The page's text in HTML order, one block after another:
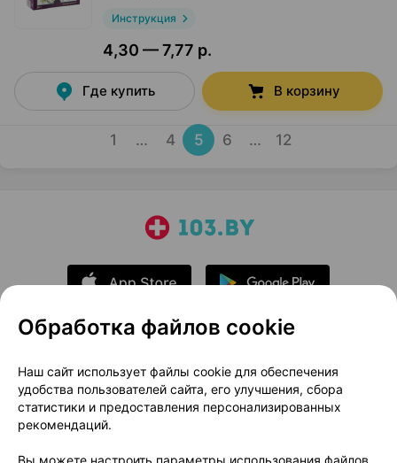
Инструкция
4,30 — 7,77 р.
Где купить В корзину
1 … 4 5 6 … 12
О проекте
Новости проекта
Размещение рекламы
Медицинский маркетинг
Публичный договор
Доставка
Обработка файлов cookie
Наш сайт использует файлы cookie для обеспечения
удобства пользователей сайта, его улучшения, сбора
статистики и предоставления персонализированных
рекомендаций.
Вы можете настроить параметры использования файлов